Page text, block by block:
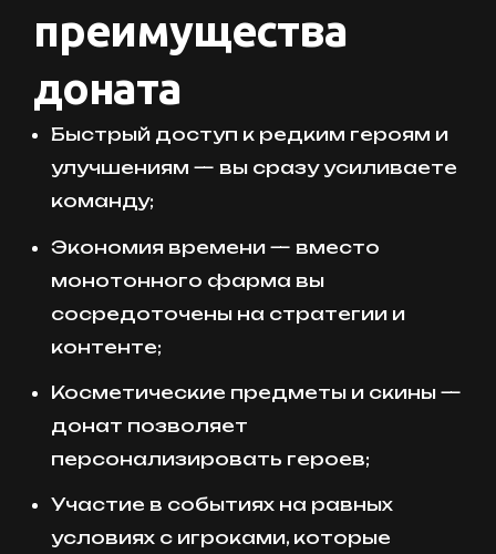
преимущества
доната
Быстрый доступ к редким героям и
улучшениям — вы сразу усиливаете
команду;
Экономия времени — вместо
монотонного фарма вы
сосредоточены на стратегии и
контенте;
Косметические предметы и скины —
донат позволяет
персонализировать героев;
Участие в событиях на равных
условиях с игроками, которые